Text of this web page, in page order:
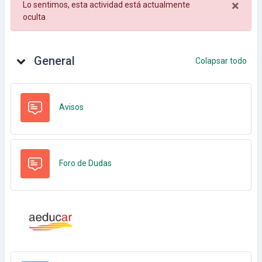
Lo sentimos, esta actividad está actualmente
oculta
×
General Colapsar todo
Avisos
Foro de Dudas